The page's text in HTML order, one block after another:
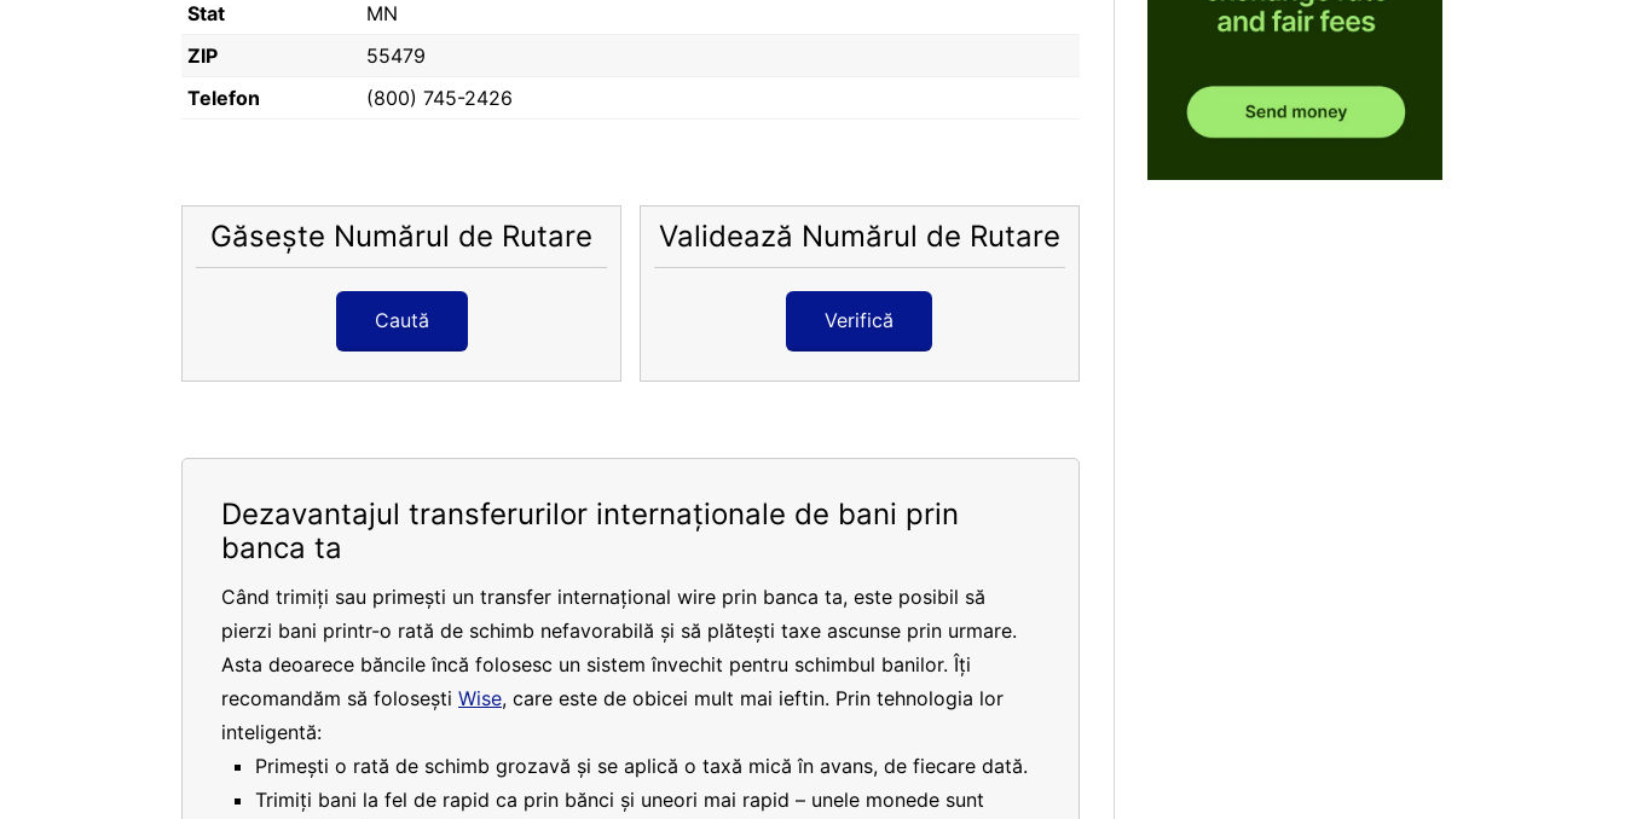
Stat
MN
ZIP
55479
Telefon
(800) 745-2426
Găsește Numărul de Rutare
Caută
Validează Numărul de Rutare
Verifică
Dezavantajul transferurilor internaționale de bani prin
banca ta
Când trimiți sau primești un transfer internațional wire prin banca ta, este posibil să
pierzi bani printr-o rată de schimb nefavorabilă și să plătești taxe ascunse prin urmare.
Asta deoarece băncile încă folosesc un sistem învechit pentru schimbul banilor. Îți
recomandăm să folosești Wise, care este de obicei mult mai ieftin. Prin tehnologia lor
inteligentă:
Primești o rată de schimb grozavă și se aplică o taxă mică în avans, de fiecare dată.
Trimiți bani la fel de rapid ca prin bănci și uneori mai rapid – unele monede sunt